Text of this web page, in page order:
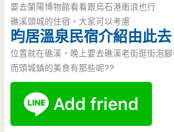
要去蘭陽博物館看看跟烏石港衝浪也行
礁溪頭城的住宿，大家可以考慮
昀居溫泉民宿介紹由此去
位置就在礁溪，晚上要去礁溪老街逛街泡
而頭城鎮的美食有那些呢??